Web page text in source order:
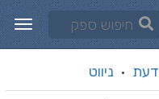
דעת · ניווט